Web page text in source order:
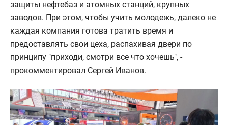
защиты нефтебаз и атомных станций, крупных
заводов. При этом, чтобы учить молодежь, далеко не
каждая компания готова тратить время и
предоставлять свои цеха, распахивая двери по
принципу "приходи, смотри все что хочешь", -
прокомментировал Сергей Иванов.